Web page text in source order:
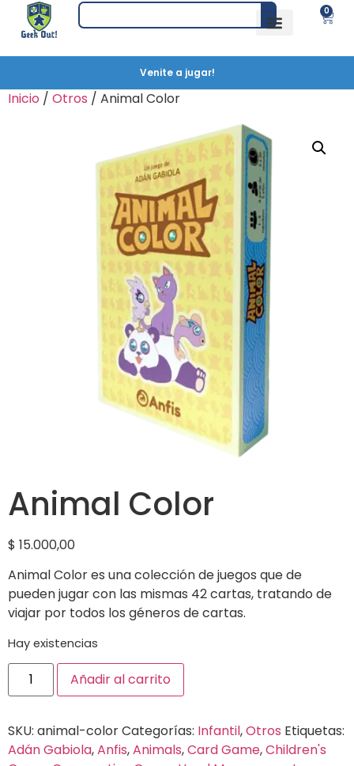
0
Venite a jugar!
Inicio / Otros / Animal Color
Animal Color
$ 15.000,00
Animal Color es una colección de juegos que de
pueden jugar con las mismas 42 cartas, tratando de
viajar por todos los géneros de cartas.
Hay existencias
Añadir al carrito
SKU: animal-colorCategorías: Infantil,Otros Etiquetas:
Adán Gabiola,Anfis,Animals,Card Game,Children's